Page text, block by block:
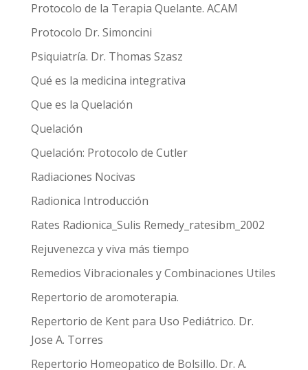
Protocolo de la Terapia Quelante. ACAM
Protocolo Dr. Simoncini
Psiquiatría. Dr. Thomas Szasz
Qué es la medicina integrativa
Que es la Quelación
Quelación
Quelación: Protocolo de Cutler
Radiaciones Nocivas
Radionica Introducción
Rates Radionica_Sulis Remedy_ratesibm_2002
Rejuvenezca y viva más tiempo
Remedios Vibracionales y Combinaciones Utiles
Repertorio de aromoterapia.
Repertorio de Kent para Uso Pediátrico. Dr.
Jose A. Torres
Repertorio Homeopatico de Bolsillo. Dr. A.